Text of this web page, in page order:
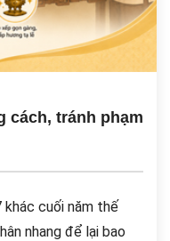
cách, tránh phạm
khác cuối năm thế
nhang để lại bao